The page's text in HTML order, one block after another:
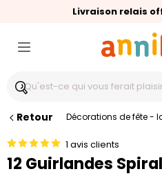
Livraison relais
🥇Palmarès Capital
⭐⭐⭐⭐⭐4,6/5(24
Retour Décorations de fête -
1 avis clients
12 Guirlandes